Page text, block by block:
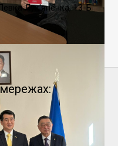
дверей на
Лук'яненка, 13-Б